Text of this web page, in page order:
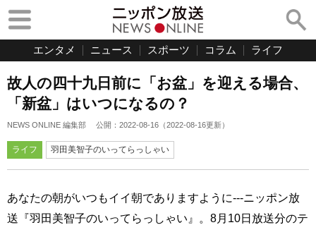
エンタメ ニュース スポーツ コラム ライフ
故人の四十九日前に「お盆」を迎える場合、
「新盆」はいつになるの？
NEWS ONLINE 編集部 公開： 2022-08-16 （2022-08-16更新）
ライフ 羽田美智子のいってらっしゃい
あなたの朝がいつもイイ朝でありますように---ニッポン放
送『羽田美智子のいってらっしゃい』。8月10日放送分のテ